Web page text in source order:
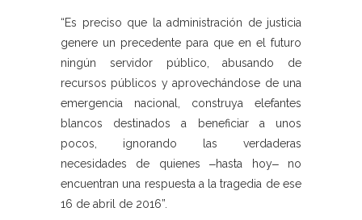
“Es preciso que la administración de justicia
genere un precedente para que en el futuro
ningún servidor público, abusando de
recursos públicos y aprovechándose de una
emergencia nacional, construya elefantes
blancos destinados a beneficiar a unos
pocos, ignorando las verdaderas
necesidades de quienes ‒hasta hoy‒ no
encuentran una respuesta a la tragedia de ese
16 de abril de 2016”.